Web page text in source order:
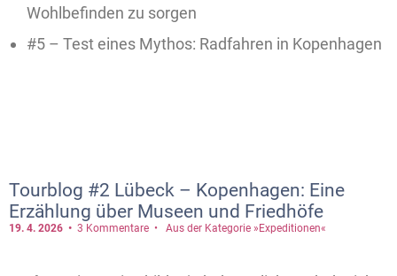
Wohlbefinden zu sorgen
#5 – Test eines Mythos: Radfahren in Kopenhagen
Tourblog #2 Lübeck – Kopenhagen: Eine
Erzählung über Museen und Friedhöfe
19. 4. 2026 3 Kommentare Aus der Kategorie »Expeditionen«